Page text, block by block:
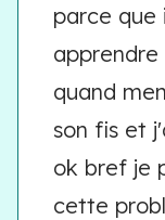
parce que
quand
son fis et
ok bref je
cette